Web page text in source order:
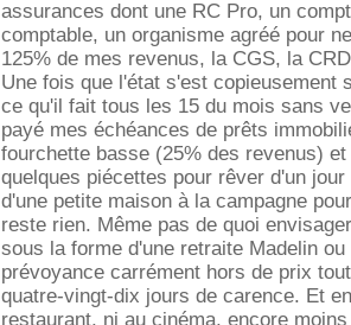
assurances dont une RC Pro, un
comptable, un organisme agréé pour
125% de mes revenus, la CGS, la
Une fois que l'état s'est copieusement
ce qu'il fait tous les 15 du mois sans
payé mes échéances de prêts
fourchette basse (25% des revenus)
quelques piécettes pour rêver d'un
d'une petite maison à la campagne
reste rien. Même pas de quoi
sous la forme d'une retraite Madelin
prévoyance carrément hors de prix
quatre-vingt-dix jours de carence. Et
restaurant, ni au cinéma, encore